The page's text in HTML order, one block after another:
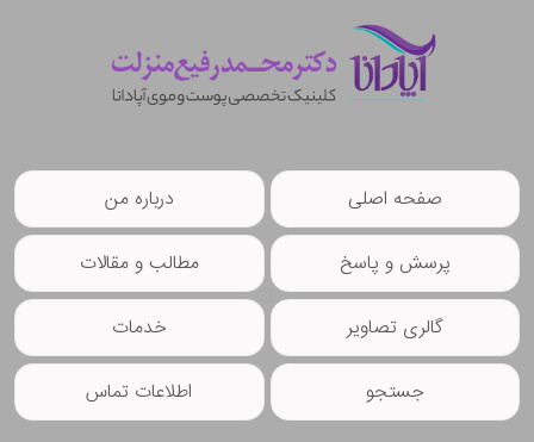
صفحه اصلی درباره من
پرسش و پاسخ مطالب و مقالات
گالری تصاویر خدمات
جستجو اطلاعات تماس